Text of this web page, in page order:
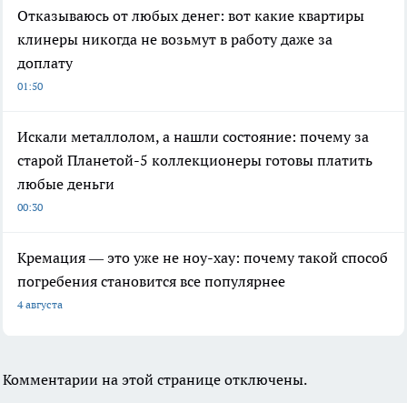
Отказываюсь от любых денег: вот какие квартиры
клинеры никогда не возьмут в работу даже за
доплату
01:50
Искали металлолом, а нашли состояние: почему за
старой Планетой-5 коллекционеры готовы платить
любые деньги
00:30
Кремация — это уже не ноу-хау: почему такой способ
погребения становится все популярнее
4 августа
Комментарии на этой странице отключены.